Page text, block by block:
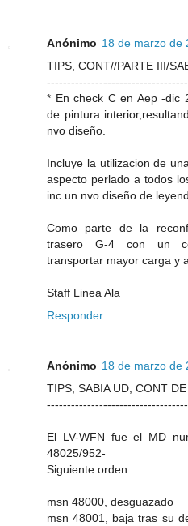
Anónimo 18 de marzo de
TIPS, CONT//PARTE III/
* En check C en Aep -dic
de pintura
nvo diseño.
Incluye la utilizacion de
aspecto perlado a todos
inc un nvo diseño de
Como parte de la
trasero G-4 con un
transportar mayor carga y
Staff Linea Ala
Responder
Anónimo 18 de marzo de
TIPS, SABIA UD, CONT
El LV-WFN fue el MD
48025/952-
Siguiente orden:
msn 48000, desguazado
msn 48001, baja tras su